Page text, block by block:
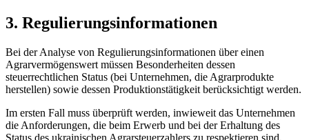
3. Regulierungsinformationen
Bei der Analyse von Regulierungsinformationen über einen
Agrarvermögenswert müssen Besonderheiten dessen
steuerrechtlichen Status (bei Unternehmen, die Agrarprodukte
herstellen) sowie dessen Produktionstätigkeit berücksichtigt werden.
Im ersten Fall muss überprüft werden, inwieweit das Unternehmen
die Anforderungen, die beim Erwerb und bei der Erhaltung des
Status des ukrainischen Agrarsteuerzahlers zu respektieren sind,